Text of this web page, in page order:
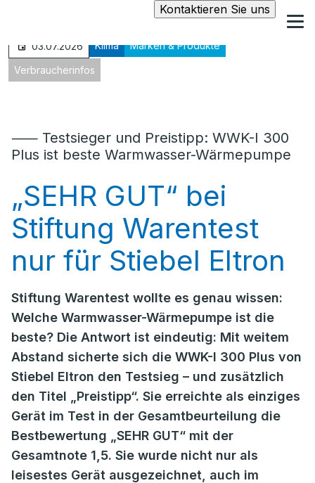
Kontaktieren Sie uns
03.07.2026 Klima Marken & Produkte
Verbraucherinfos
⸺ Testsieger und Preistipp: WWK-I 300
Plus ist beste Warmwasser-Wärmepumpe
„SEHR GUT“ bei
Stiftung Warentest
nur für Stiebel Eltron
Stiftung Warentest wollte es genau wissen:
Welche Warmwasser-Wärmepumpe ist die
beste? Die Antwort ist eindeutig: Mit weitem
Abstand sicherte sich die WWK-I 300 Plus von
Stiebel Eltron den Testsieg – und zusätzlich
den Titel „Preistipp“. Sie erreichte als einziges
Gerät im Test in der Gesamtbeurteilung die
Bestbewertung „SEHR GUT“ mit der
Gesamtnote 1,5. Sie wurde nicht nur als
leisestes Gerät ausgezeichnet, auch im